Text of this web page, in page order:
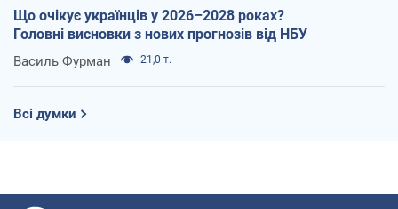
Що очікує українців у 2026–2028 роках?
Головні висновки з нових прогнозів від НБУ
Василь Фурман 21,0 т.
Всі думки